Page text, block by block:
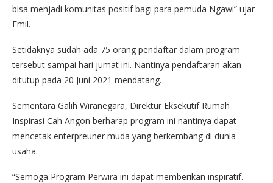
bisa menjadi komunitas positif bagi para pemuda Ngawi” ujar
Emil.
Setidaknya sudah ada 75 orang pendaftar dalam program
tersebut sampai hari jumat ini. Nantinya pendaftaran akan
ditutup pada 20 Juni 2021 mendatang.
Sementara Galih Wiranegara, Direktur Eksekutif Rumah
Inspirasi Cah Angon berharap program ini nantinya dapat
mencetak enterpreuner muda yang berkembang di dunia
usaha.
“Semoga Program Perwira ini dapat memberikan inspiratif.